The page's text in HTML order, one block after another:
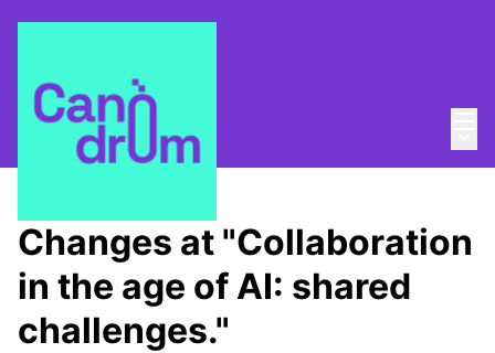
/ Canòdrom Obert
Changes at "Collaboration
in the age of AI: shared
challenges."